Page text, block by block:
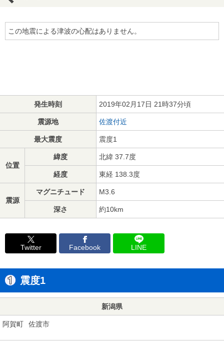
この地震による津波の心配はありません。
発生時刻 2019年02月17日 21時37分頃
震源地 佐渡付近
最大震度 震度1
位置
緯度 北緯 37.7度
経度 東経 138.3度
震源
マグニチュード M3.6
深さ 約10km
Twitter Facebook LINE
震度1
新潟県
阿賀町 佐渡市